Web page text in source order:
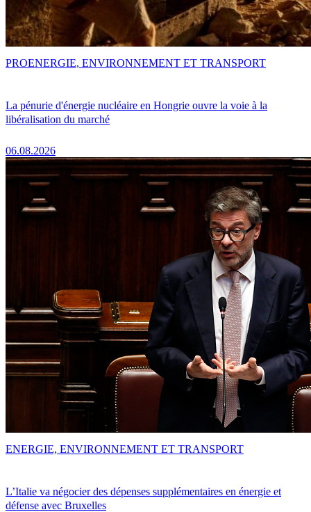
La pénurie d'énergie nucléaire en Hongrie ouvre la voie à la
libéralisation du marché
06.08.2026
PROENERGIE, ENVIRONNEMENT ET TRANSPORT
L’Italie va négocier des dépenses supplémentaires en énergie et
défense avec Bruxelles
ENERGIE, ENVIRONNEMENT ET TRANSPORT